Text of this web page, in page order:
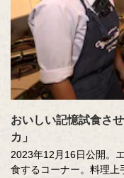
おいしい記憶試食さ
カ」
2023年12月16日公開。
食するコーナー。料理上